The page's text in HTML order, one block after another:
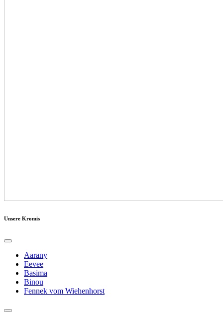
Unsere Kromis
Aarany
Eevee
Basima
Binou
Fennek vom Wiehenhorst